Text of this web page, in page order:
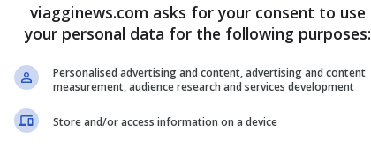
e quanto durerà
interessando soprattutto leregioni del
meteorologi. Al Nord le infiltrazioni di
portando nuove precipitazioni e in
viagginews.com asks for your consent to use
your personal data for the following purposes:
Personalised advertising and content, advertising and content
measurement, audience research and services development
Store and/or access information on a device